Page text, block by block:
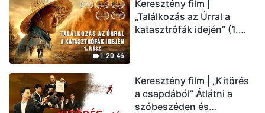
országába? (Magyar
szinkron)
1:20:46
Keresztény film |
„Találkozás az Úrral a
katasztrófák idején” (1.
Keresztény film | „Kitörés
a csapdából” Átlátni a
szóbeszéden és